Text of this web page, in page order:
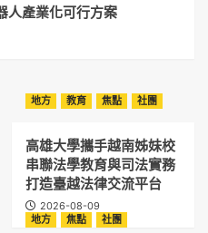
人產業化可行方案
地方 教育 焦點 社團
高雄大學攜手越南姊妹校
串聯法學教育與司法實務
打造臺越法律交流平台
2026-08-09
地方 焦點 社團